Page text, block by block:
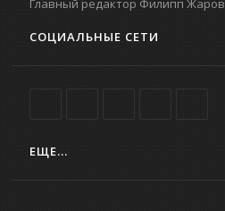
Главный редактор Филипп Жаров
СОЦИАЛЬНЫЕ СЕТИ
ЕЩЕ...